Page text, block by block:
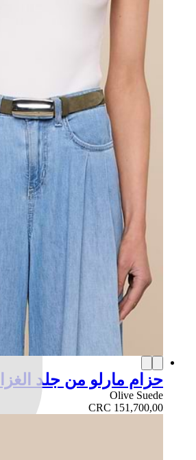
حزام مارلو من جلد
Olive Suede
CRC 151,700,00